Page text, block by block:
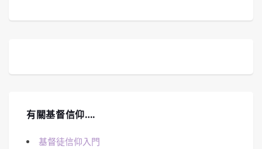
有關基督信仰….
基督徒信仰入門